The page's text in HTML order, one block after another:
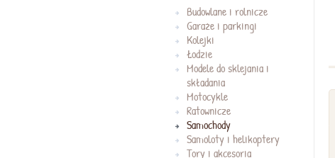
Budowlane i rolnicze
Garaże i parkingi
Kolejki
Łodzie
Modele do sklejania i
składania
Motocykle
Ratownicze
Samochody
Samoloty i helikoptery
Tory i akcesoria